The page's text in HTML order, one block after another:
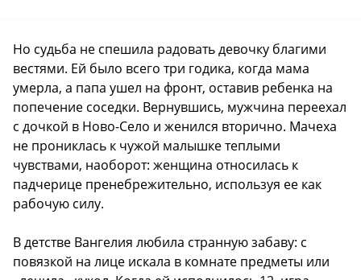
Но судьба не спешила радовать девочку благими
вестями. Ей было всего три годика, когда мама
умерла, а папа ушел на фронт, оставив ребенка на
попечение соседки. Вернувшись, мужчина переехал
с дочкой в Ново-Село и женился вторично. Мачеха
не прониклась к чужой малышке теплыми
чувствами, наоборот: женщина относилась к
падчерице пренебрежительно, используя ее как
рабочую силу.
В детстве Вангелия любила странную забаву: с
повязкой на лице искала в комнате предметы или